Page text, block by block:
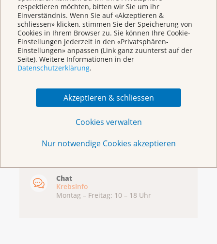
respektieren möchten, bitten wir Sie um ihr
Einverständnis. Wenn Sie auf «Akzeptieren &
schliessen» klicken, stimmen Sie der Speicherung von
Cookies in Ihrem Browser zu. Sie können Ihre Cookie-
Einstellungen jederzeit in den «Privatsphären-
Einstellungen» anpassen (Link ganz zuunterst auf der
Seite). Weitere Informationen in der
Datenschutzerklärung.
Akzeptieren & schliessen
Cookies verwalten
Nur notwendige Cookies akzeptieren
Broschüren/Shop
KrebsInfo
0800 11 88 11
Chat
KrebsInfo
Montag – Freitag: 10 – 18 Uhr